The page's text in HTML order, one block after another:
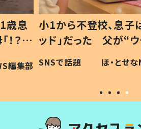
歳息
？」
編集部
小1から不登校、息子
ッド」だった 父が“
作り続ける理由とは
#令和の子
SNSで話題 ほ・とせ